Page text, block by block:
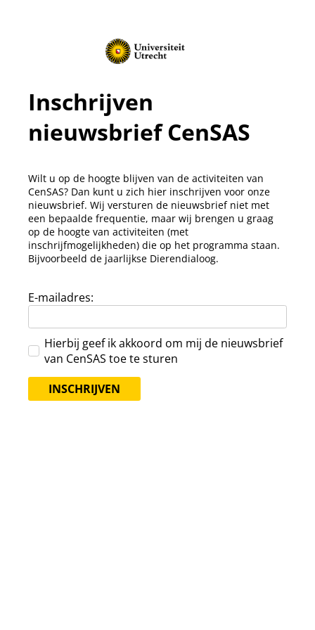
Inschrijven
nieuwsbrief CenSAS
Wilt u op de hoogte blijven van de activiteiten van
CenSAS? Dan kunt u zich hier inschrijven voor onze
nieuwsbrief. Wij versturen de nieuwsbrief niet met
een bepaalde frequentie, maar wij brengen u graag
op de hoogte van activiteiten (met
inschrijfmogelijkheden) die op het programma staan.
Bijvoorbeeld de jaarlijkse Dierendialoog.
E-mailadres:
Hierbij geef ik akkoord om mij de nieuwsbrief
van CenSAS toe te sturen
INSCHRIJVEN